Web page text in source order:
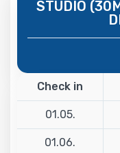
STUDIO
Check in
01.05.
01.06.